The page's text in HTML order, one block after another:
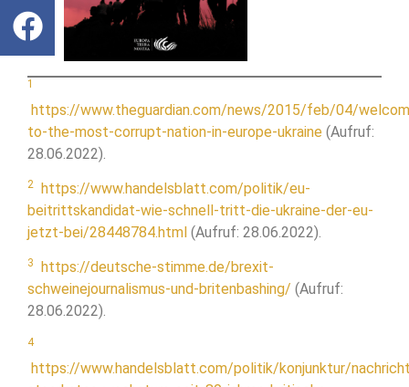
1
https://www.theguardian.com/news/2015/feb/04/
to-the-most-corrupt-nation-in-europe-ukraine (Aufruf:
28.06.2022).
2 https://www.handelsblatt.com/politik/eu-
beitrittskandidat-wie-schnell-tritt-die-ukraine-der-eu-
jetzt-bei/28448784.html (Aufruf: 28.06.2022).
3
https://deutsche-stimme.de/brexit-
schweinejournalismus-und-britenbashing/ (Aufruf:
28.06.2022).
4
https://www.handelsblatt.com/politik/konjunktur/